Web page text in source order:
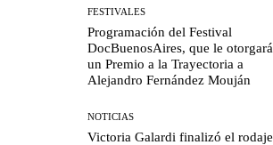
FESTIVALES
Programación del Festival
DocBuenosAires, que le otorgará
un Premio a la Trayectoria a
Alejandro Fernández Mouján
NOTICIAS
Victoria Galardi finalizó el rodaje